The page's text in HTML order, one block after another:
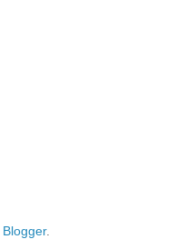
Blogger.